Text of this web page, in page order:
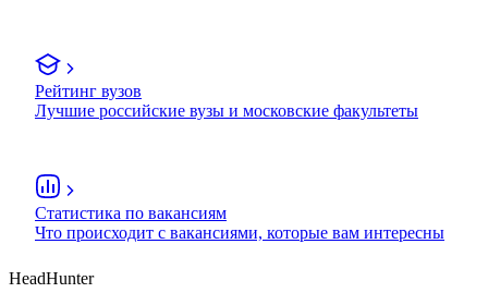
Рейтинг вузов
Лучшие российские вузы и московские факультеты
Статистика по вакансиям
Что происходит с вакансиями, которые вам интересны
HeadHunter